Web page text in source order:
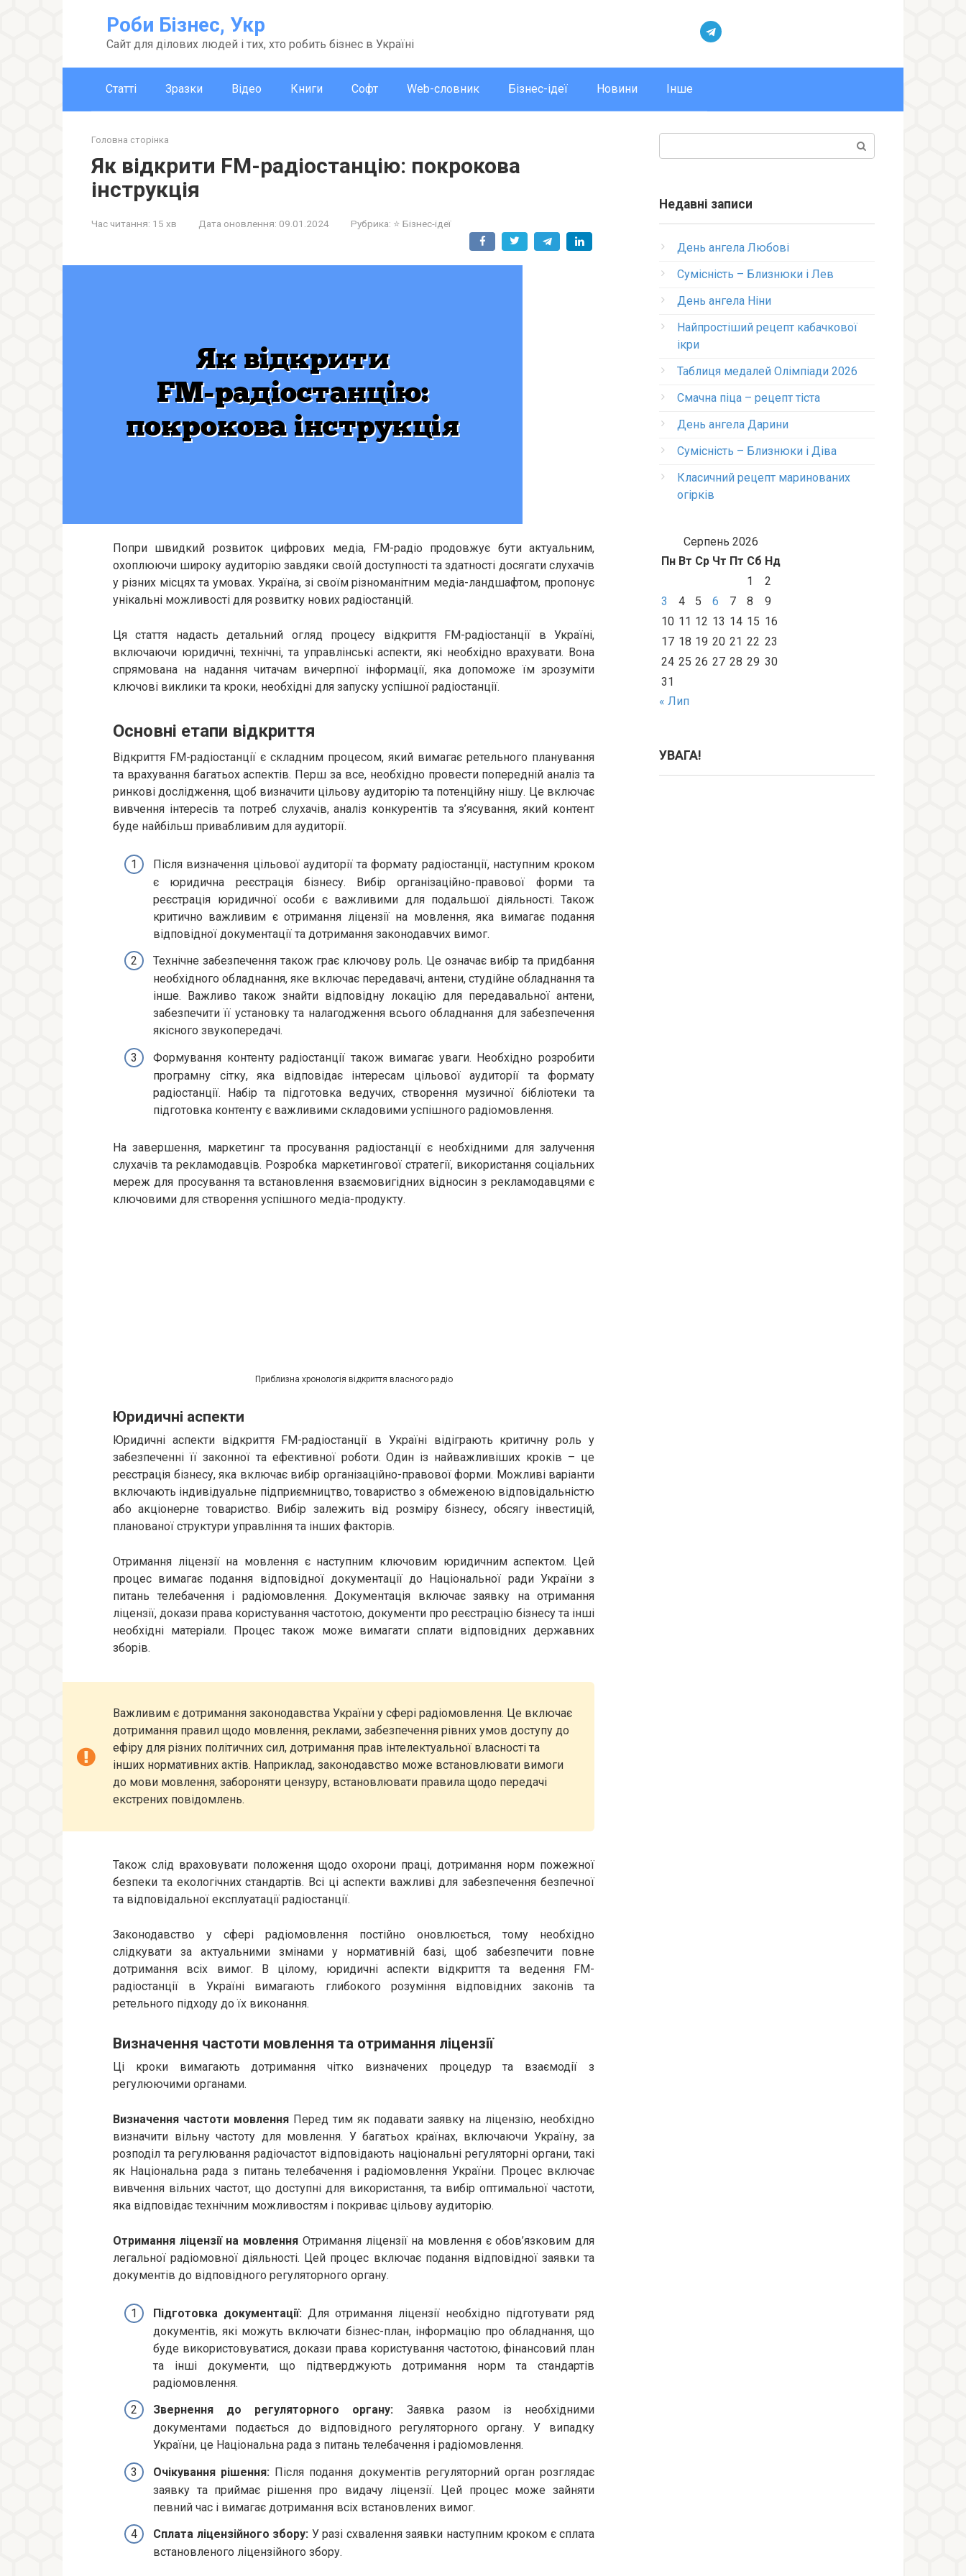
Роби Бізнес, Укр
Сайт для ділових людей і тих, хто робить бізнес в Україні
Статті Зразки Відео Книги Софт Web-словник Бізнес-ідеї Новини Інше
Головна сторінка
Як відкрити FM-радіостанцію: покрокова
інструкція
Час читання: 15 хв Дата оновлення: 09.01.2024 Рубрика: ⭐ Бізнес-ідеї
Попри швидкий розвиток цифрових медіа, FM-радіо продовжує бути актуальним,
охоплюючи широку аудиторію завдяки своїй доступності та здатності досягати слухачів
у різних місцях та умовах. Україна, зі своїм різноманітним медіа-ландшафтом, пропонує
унікальні можливості для розвитку нових радіостанцій.
Ця стаття надасть детальний огляд процесу відкриття FM-радіостанції в Україні,
включаючи юридичні, технічні, та управлінські аспекти, які необхідно врахувати. Вона
спрямована на надання читачам вичерпної інформації, яка допоможе їм зрозуміти
ключові виклики та кроки, необхідні для запуску успішної радіостанції.
Основні етапи відкриття
Відкриття FM-радіостанції є складним процесом, який вимагає ретельного планування
та врахування багатьох аспектів. Перш за все, необхідно провести попередній аналіз та
ринкові дослідження, щоб визначити цільову аудиторію та потенційну нішу. Це включає
вивчення інтересів та потреб слухачів, аналіз конкурентів та з’ясування, який контент
буде найбільш привабливим для аудиторії.
Після визначення цільової аудиторії та формату радіостанції, наступним кроком
є юридична реєстрація бізнесу. Вибір організаційно-правової форми та
реєстрація юридичної особи є важливими для подальшої діяльності. Також
критично важливим є отримання ліцензії на мовлення, яка вимагає подання
відповідної документації та дотримання законодавчих вимог.
Технічне забезпечення також грає ключову роль. Це означає вибір та придбання
необхідного обладнання, яке включає передавачі, антени, студійне обладнання та
інше. Важливо також знайти відповідну локацію для передавальної антени,
забезпечити її установку та налагодження всього обладнання для забезпечення
якісного звукопередачі.
Формування контенту радіостанції також вимагає уваги. Необхідно розробити
програмну сітку, яка відповідає інтересам цільової аудиторії та формату
радіостанції. Набір та підготовка ведучих, створення музичної бібліотеки та
підготовка контенту є важливими складовими успішного радіомовлення.
На завершення, маркетинг та просування радіостанції є необхідними для залучення
слухачів та рекламодавців. Розробка маркетингової стратегії, використання соціальних
мереж для просування та встановлення взаємовигідних відносин з рекламодавцями є
ключовими для створення успішного медіа-продукту.
Приблизна хронологія відкриття власного радіо
Юридичні аспекти
Юридичні аспекти відкриття FM-радіостанції в Україні відіграють критичну роль у
забезпеченні її законної та ефективної роботи. Один із найважливіших кроків – це
реєстрація бізнесу, яка включає вибір організаційно-правової форми. Можливі варіанти
включають індивідуальне підприємництво, товариство з обмеженою відповідальністю
або акціонерне товариство. Вибір залежить від розміру бізнесу, обсягу інвестицій,
планованої структури управління та інших факторів.
Отримання ліцензії на мовлення є наступним ключовим юридичним аспектом. Цей
процес вимагає подання відповідної документації до Національної ради України з
питань телебачення і радіомовлення. Документація включає заявку на отримання
ліцензії, докази права користування частотою, документи про реєстрацію бізнесу та інші
необхідні матеріали. Процес також може вимагати сплати відповідних державних
зборів.
Важливим є дотримання законодавства України у сфері радіомовлення. Це включає
дотримання правил щодо мовлення, реклами, забезпечення рівних умов доступу до
ефіру для різних політичних сил, дотримання прав інтелектуальної власності та
інших нормативних актів. Наприклад, законодавство може встановлювати вимоги
до мови мовлення, забороняти цензуру, встановлювати правила щодо передачі
екстрених повідомлень.
Також слід враховувати положення щодо охорони праці, дотримання норм пожежної
безпеки та екологічних стандартів. Всі ці аспекти важливі для забезпечення безпечної
та відповідальної експлуатації радіостанції.
Законодавство у сфері радіомовлення постійно оновлюється, тому необхідно
слідкувати за актуальними змінами у нормативній базі, щоб забезпечити повне
дотримання всіх вимог. В цілому, юридичні аспекти відкриття та ведення FM-
радіостанції в Україні вимагають глибокого розуміння відповідних законів та
ретельного підходу до їх виконання.
Визначення частоти мовлення та отримання ліцензії
Ці кроки вимагають дотримання чітко визначених процедур та взаємодії з
регулюючими органами.
Визначення частоти мовлення Перед тим як подавати заявку на ліцензію, необхідно
визначити вільну частоту для мовлення. У багатьох країнах, включаючи Україну, за
розподіл та регулювання радіочастот відповідають національні регуляторні органи, такі
як Національна рада з питань телебачення і радіомовлення України. Процес включає
вивчення вільних частот, що доступні для використання, та вибір оптимальної частоти,
яка відповідає технічним можливостям і покриває цільову аудиторію.
Отримання ліцензії на мовлення Отримання ліцензії на мовлення є обов’язковим для
легальної радіомовної діяльності. Цей процес включає подання відповідної заявки та
документів до відповідного регуляторного органу.
Підготовка документації: Для отримання ліцензії необхідно підготувати ряд
документів, які можуть включати бізнес-план, інформацію про обладнання, що
буде використовуватися, докази права користування частотою, фінансовий план
та інші документи, що підтверджують дотримання норм та стандартів
радіомовлення.
Звернення до регуляторного органу: Заявка разом із необхідними
документами подається до відповідного регуляторного органу. У випадку
України, це Національна рада з питань телебачення і радіомовлення.
Очікування рішення: Після подання документів регуляторний орган розглядає
заявку та приймає рішення про видачу ліцензії. Цей процес може зайняти
певний час і вимагає дотримання всіх встановлених вимог.
Сплата ліцензійного збору: У разі схвалення заявки наступним кроком є сплата
встановленого ліцензійного збору.
Недавні записи
День ангела Любові
Сумісність – Близнюки і Лев
День ангела Ніни
Найпростіший рецепт кабачкової
ікри
Таблиця медалей Олімпіади 2026
Смачна піца – рецепт тіста
День ангела Дарини
Сумісність – Близнюки і Діва
Класичний рецепт маринованих
огірків
Серпень 2026
Пн Вт Ср Чт Пт Сб Нд
1
2
3
4 5 6 7 8
9
10 11 12 13 14 15 16
17 18 19 20 21 22 23
24 25 26 27 28 29 30
31
« Лип
УВАГА!